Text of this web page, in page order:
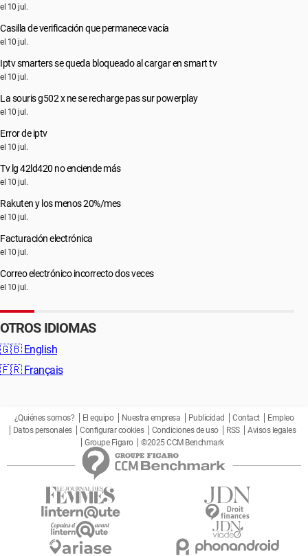
el 10 jul.
Casilla de verificación que permanece vacía
el 10 jul.
Iptv smarters se queda bloqueado al cargar en smart tv
el 10 jul.
La souris g502 x ne se recharge pas sur powerplay
el 10 jul.
Error de iptv
el 10 jul.
Tv lg 42ld420 no enciende más
el 10 jul.
Rakuten y los menos 20%/mes
el 10 jul.
Facturación electrónica
el 10 jul.
Correo electrónico incorrecto dos veces
el 10 jul.
OTROS IDIOMAS
🇬🇧 English
🇫🇷 Français
¿Quiénes somos? El equipo Nuestra empresa Publicidad Contact
Empleo
Datos personales
Configurar cookies Condiciones de uso RSS
Avisos legales
Groupe Figaro
©2025 CCM Benchmark